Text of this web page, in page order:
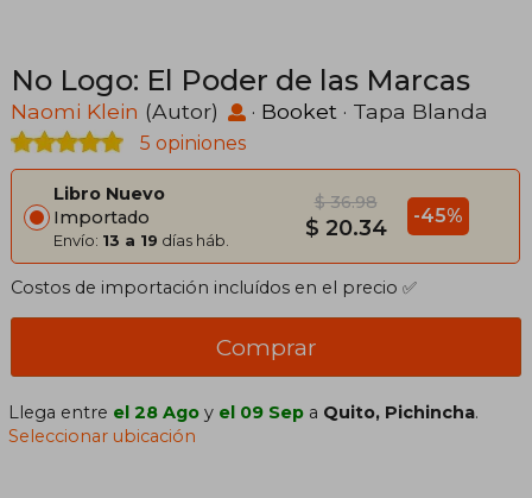
No Logo: El Poder de las Marcas
Naomi Klein (Autor) · Booket · Tapa Blanda
5 opiniones
Libro Nuevo
Importado
Envío: 13 a 19 días háb.
$ 36.98
$ 20.34 -45%
Costos de importación incluídos en el precio ✅
Comprar
Llega entre el 28 Ago y el 09 Sep a Quito, Pichincha.
Seleccionar ubicación